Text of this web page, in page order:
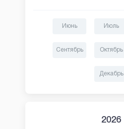
Июнь Июль
Сентябрь Октябрь
Декабрь
2026